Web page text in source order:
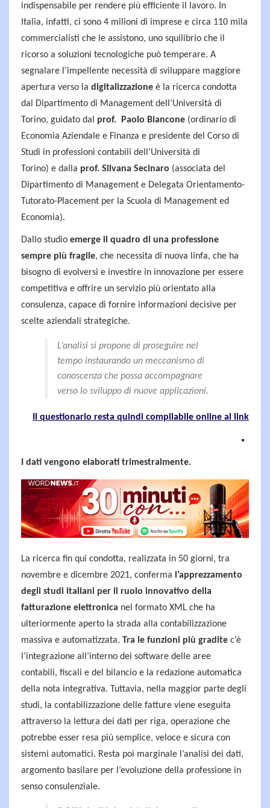
indispensabile per rendere più efficiente il lavoro. In
Italia, infatti, ci sono 4 milioni di imprese e circa 110 mila
commercialisti che le assistono, uno squilibrio che il
ricorso a soluzioni tecnologiche può temperare. A
segnalare l’impellente necessità di sviluppare maggiore
apertura verso la digitalizzazione è la ricerca condotta
dal Dipartimento di Management dell’Università di
Torino, guidato dal prof. Paolo Biancone (ordinario di
Economia Aziendale e Finanza e presidente del Corso di
Studi in professioni contabili dell’Università di
Torino) e dalla prof. Silvana Secinaro (associata del
Dipartimento di Management e Delegata Orientamento-
Tutorato-Placement per la Scuola di Management ed
Economia).
Dallo studio emerge il quadro di una professione
sempre più fragile, che necessita di nuova linfa, che ha
bisogno di evolversi e investire in innovazione per essere
competitiva e offrire un servizio più orientato alla
consulenza, capace di fornire informazioni decisive per
scelte aziendali strategiche.
L’analisi si propone di proseguire nel
tempo instaurando un meccanismo di
conoscenza che possa accompagnare
verso lo sviluppo di nuove applicazioni.
Il questionario resta quindi compilabile online al link
I dati vengono elaborati trimestralmente.
La ricerca fin qui condotta, realizzata in 50 giorni, tra
novembre e dicembre 2021, conferma l’apprezzamento
degli studi italiani per il ruolo innovativo della
fatturazione elettronica nel formato XML che ha
ulteriormente aperto la strada alla contabilizzazione
massiva e automatizzata. Tra le funzioni più gradite c’è
l’integrazione all’interno dei software delle aree
contabili, fiscali e del bilancio e la redazione automatica
della nota integrativa. Tuttavia, nella maggior parte degli
studi, la contabilizzazione delle fatture viene eseguita
attraverso la lettura dei dati per riga, operazione che
potrebbe esser resa più semplice, veloce e sicura con
sistemi automatici. Resta poi marginale l’analisi dei dati,
argomento basilare per l’evoluzione della professione in
senso consulenziale.